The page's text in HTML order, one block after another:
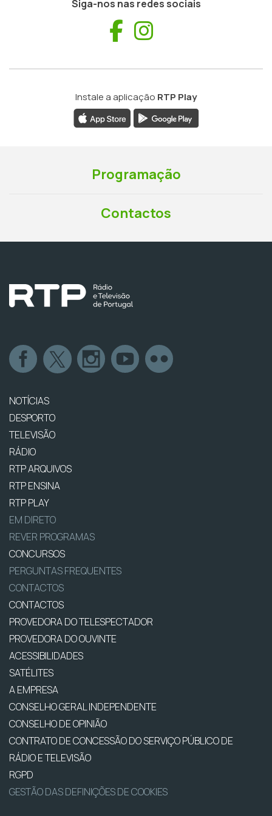
Siga-nos nas redes sociais
Facebook
Instale a aplicação RTP Play
Programação
Contactos
NOTÍCIAS
DESPORTO
TELEVISÃO
RÁDIO
RTP ARQUIVOS
RTP ENSINA
RTP PLAY
EM DIRETO
REVER PROGRAMAS
CONCURSOS
PERGUNTAS FREQUENTES
CONTACTOS
CONTACTOS
PROVEDORA DO TELESPECTADOR
PROVEDORA DO OUVINTE
ACESSIBILIDADES
SATÉLITES
A EMPRESA
CONSELHO GERAL INDEPENDENTE
CONSELHO DE OPINIÃO
CONTRATO DE CONCESSÃO DO SERVIÇO PÚBLICO DE
RÁDIO E TELEVISÃO
RGPD
GESTÃO DAS DEFINIÇÕES DE COOKIES